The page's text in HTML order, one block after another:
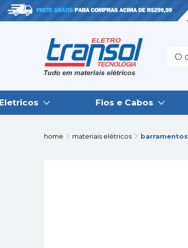
Fios e Cabos
home materiais elétricos barramentos